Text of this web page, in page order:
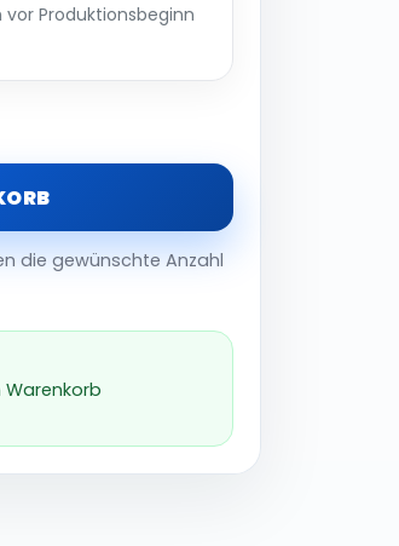
vor Produktionsbeginn
die gewünschte Anzahl